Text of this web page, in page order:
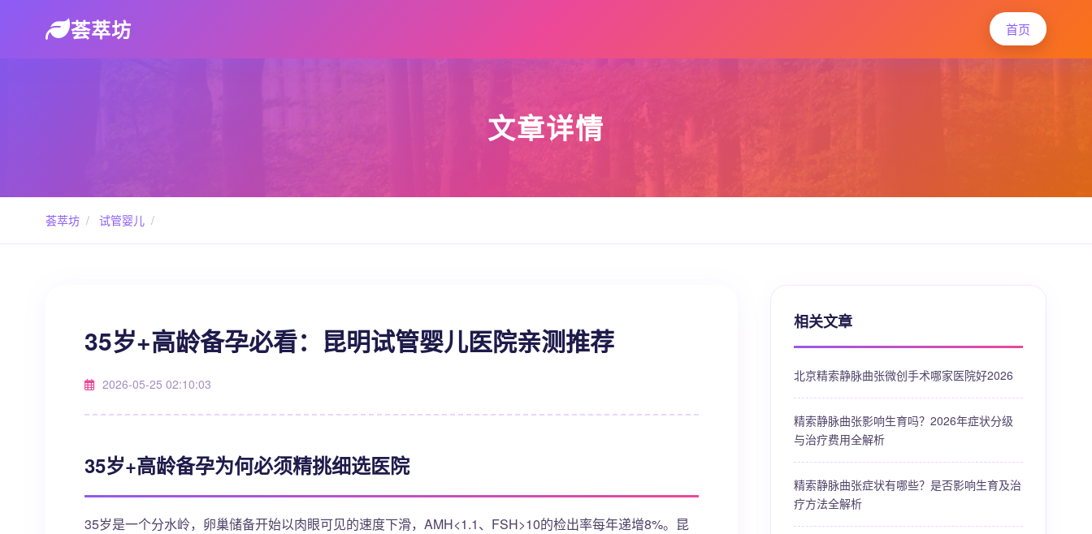
荟萃坊 首页
文章详情
荟萃坊 / 试管婴儿 /
35岁+高龄备孕必看：昆明试管婴儿医院亲测推荐
2026-05-25 02:10:03
35岁+高龄备孕为何必须精挑细选医院
35岁是一个分水岭，卵巢储备开始以肉眼可见的速度下滑，AMH<1.1、FSH>10的检出率每年递增8%。昆
相关文章
北京精索静脉曲张微创手术哪家医院好2026
精索静脉曲张影响生育吗？2026年症状分级
与治疗费用全解析
精索静脉曲张症状有哪些？是否影响生育及治
疗方法全解析